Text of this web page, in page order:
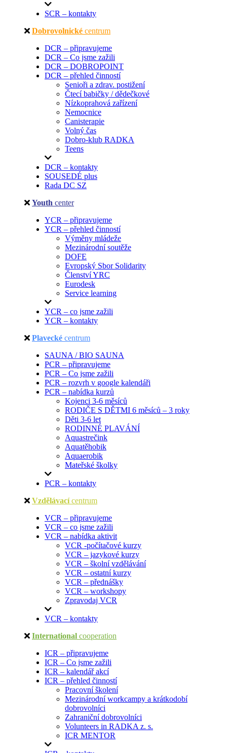
SCR – kontakty
Dobrovolnické centrum
DCR – připravujeme
DCR – Co jsme zažili
DCR – DOBROPOINT
DCR – přehled činností
Senioři a zdrav. postižení
Čtecí babičky / dědečkové
Nízkoprahová zařízení
Nemocnice
Canisterapie
Volný čas
Dobro-klub RADKA
Teens
DCR – kontakty
SOUSEDÉ plus
Rada DC SZ
Youth center
YCR – připravujeme
YCR – přehled činností
Výměny mládeže
Mezinárodní soutěže
DOFE
Evropský Sbor Solidarity
Členství YRC
Eurodesk
Service learning
YCR – co jsme zažili
YCR – kontakty
Plavecké centrum
SAUNA / BIO SAUNA
PCR – připravujeme
PCR – Co jsme zažili
PCR – rozvrh v google kalendáři
PCR – nabídka kurzů
Kojenci 3-6 měsíců
RODIČE S DĚTMI 6 měsíců – 3 roky
Děti 3-6 let
RODINNÉ PLAVÁNÍ
Aquastrečink
Aquatěhobik
Aquaerobik
Mateřské školky
PCR – kontakty
Vzdělávací centrum
VCR – připravujeme
VCR – co jsme zažili
VCR – nabídka aktivit
VCR -počítačové kurzy
VCR – jazykové kurzy
VCR – školní vzdělávání
VCR – ostatní kurzy
VCR – přednášky
VCR – workshopy
Zpravodaj VCR
VCR – kontakty
International cooperation
ICR – připravujeme
ICR – Co jsme zažili
ICR – kalendář akcí
ICR – přehled činností
Pracovní školení
Mezinárodní workcampy a krátkodobí
dobrovolníci
Zahraniční dobrovolníci
Volunteers in RADKA z. s.
ICR MENTOR